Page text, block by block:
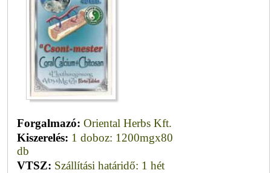
Forgalmazó: Oriental Herbs Kft.
Kiszerelés: 1 doboz: 1200mgx80
db
VTSZ: Szállítási határidő: 1 hét